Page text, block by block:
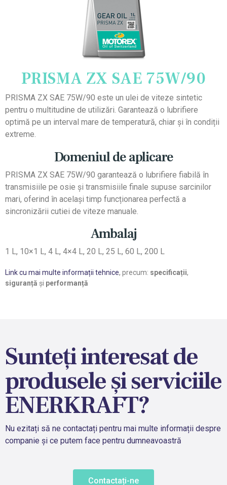
PRISMA ZX SAE 75W/90
PRISMA ZX SAE 75W/90 este un ulei de viteze sintetic
pentru o multitudine de utilizări. Garantează o lubrifiere
optimă pe un interval mare de temperatură, chiar și în condiții
extreme.
Domeniul de aplicare
PRISMA ZX SAE 75W/90 garantează o lubrifiere fiabilă în
transmisiile pe osie și transmisiile finale supuse sarcinilor
mari, oferind în același timp funcționarea perfectă a
sincronizării cutiei de viteze manuale.
Ambalaj
1 L, 10×1 L, 4 L, 4×4 L, 20 L, 25 L, 60 L, 200 L
Link cu mai multe informații tehnice, precum: specificații,
siguranță și performanță
Sunteți interesat de
produsele și serviciile
ENERKRAFT?
Nu ezitați să ne contactați pentru mai multe informații despre
companie și ce putem face pentru dumneavoastră
Contactați-ne